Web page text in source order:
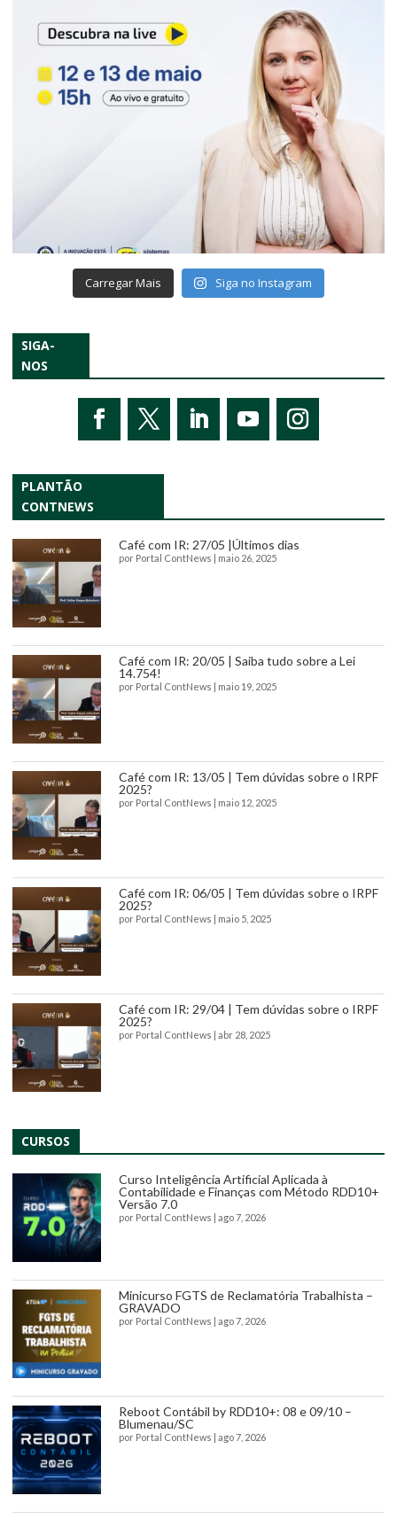
Carregar Mais Siga no Instagram
SIGA-
NOS
PLANTÃO
CONTNEWS
Café com IR: 27/05 |Últimos dias
por Portal ContNews maio 26, 2025
Café com IR: 20/05 | Saiba tudo sobre a Lei
14.754!
por Portal ContNews maio 19, 2025
Café com IR: 13/05 | Tem dúvidas sobre o IRPF
2025?
por Portal ContNews maio 12, 2025
Café com IR: 06/05 | Tem dúvidas sobre o IRPF
2025?
por Portal ContNews maio 5, 2025
Café com IR: 29/04 | Tem dúvidas sobre o IRPF
2025?
por Portal ContNews abr 28, 2025
CURSOS
Curso Inteligência Artificial Aplicada à
Contabilidade e Finanças com Método RDD10+
Versão 7.0
por Portal ContNews ago 7, 2026
Minicurso FGTS de Reclamatória Trabalhista –
GRAVADO
por Portal ContNews ago 7, 2026
Reboot Contábil by RDD10+: 08 e 09/10 –
Blumenau/SC
por Portal ContNews ago 7, 2026